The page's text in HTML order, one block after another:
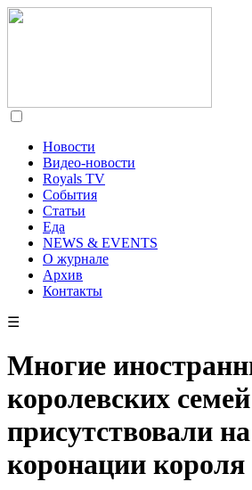
Новости
Видео-новости
Royals TV
События
Статьи
Еда
NEWS & EVENTS
О журнале
Архив
Контакты
☰
Многие
королевских
присутствовали на
коронации